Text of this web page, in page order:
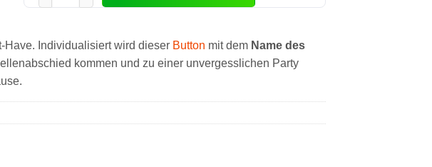
Have. Individualisiert wird dieser Button mit dem Name des
kommen und zu einer unvergesslichen Party